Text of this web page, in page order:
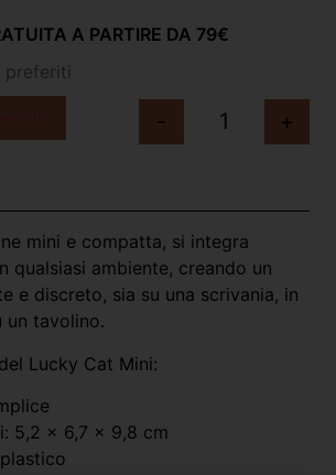
A PARTIRE DA 79€
- +
mini e compatta, si integra
qualsiasi ambiente, creando un
e discreto, sia su una scrivania, in
un tavolino.
Lucky Cat Mini:
5,2 x 6,7 x 9,8 cm